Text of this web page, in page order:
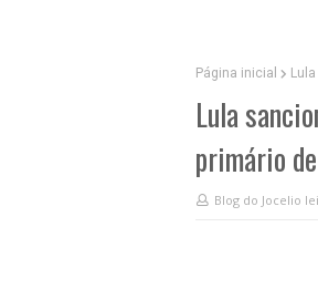
Página inicial
Lula
primário
Blog do Jocelio